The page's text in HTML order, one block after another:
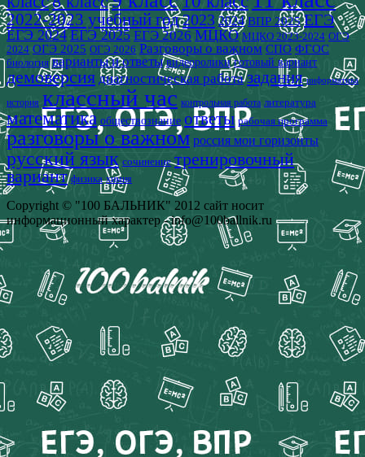
2022-2023 учебный год2023 2024 ВПР 2025 ЕГЭ
ЕГЭ 2024 ЕГЭ 2025 ЕГЭ 2026 МЦКО МЦКО 2023-2024 ОГЭ
2024 ОГЭ 2025 ОГЭ 2026 Разговоры о важном СПО ФГОС
биология варианты и ответы видеоролики готовый вариант
демоверсия диагностическая работа задания информатика
история классный час контрольная работа литература
математика обществознание ответы рабочая программа
разговоры о важном россия мои горизонты
русский язык сочинение тренировочный
вариант физика химия
Copyright © "100 БАЛЬНИК" 2012 сайт носит
информационный характер - info@100ballnik.ru